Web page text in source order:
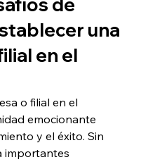
de
una
en el
o filial en el
emocionante
y el éxito. Sin
importantes